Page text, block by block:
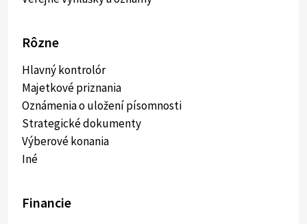
Rôzne
Hlavný kontrolór
Majetkové priznania
Oznámenia o uložení písomnosti
Strategické dokumenty
Výberové konania
Iné
Financie